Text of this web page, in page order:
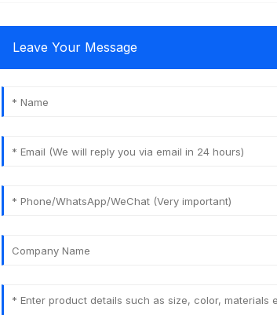
Leave Your Message